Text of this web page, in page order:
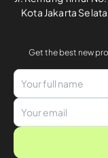
Kota Jakarta
Get the best new